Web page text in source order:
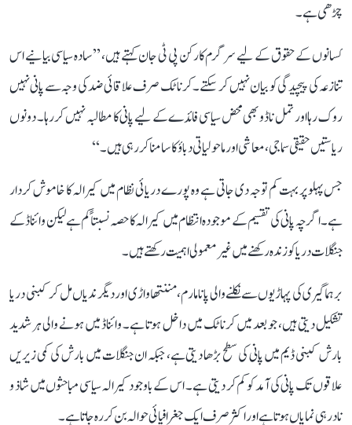
چڑھی ہے۔
کسانوں کے حقوق کے لیے سرگرم کارکن پی ٹی جان کہتے ہیں، ’’سادہ سیاسی بیانیے اس
تنازعہ کی پیچیدگی کو بیان نہیں کر سکتے۔ کرناٹک صرف علاقائی ضد کی وجہ سے پانی نہیں
روک رہا اور تمل ناڈو بھی محض سیاسی فائدے کے لیے پانی کا مطالبہ نہیں کر رہا۔ دونوں
ریاستیں حقیقی سماجی، معاشی اور ماحولیاتی دباؤ کا سامنا کر رہی ہیں۔‘‘
جس پہلو پر بہت کم توجہ دی جاتی ہے وہ پورے دریائی نظام میں کیرالہ کا خاموش کردار
ہے۔ اگرچہ پانی کی تقسیم کے موجودہ انتظام میں کیرالہ کا حصہ نسبتاً کم ہے لیکن وائناڈ کے
جنگلات دریا کو زندہ رکھنے میں غیر معمولی اہمیت رکھتے ہیں۔
برہماگیری کی پہاڑیوں سے نکلنے والی پانامارم، مننتھاواڑی اور دیگر ندیاں مل کر کبنی دریا
تشکیل دیتی ہیں، جو بعد میں کرناٹک میں داخل ہوتا ہے۔ وائناڈ میں ہونے والی ہر شدید
بارش کبنی ڈیم میں پانی کی سطح بڑھا دیتی ہے، جبکہ ان جنگلات میں بارش کی کمی زیریں
علاقوں تک پانی کی آمد کو کم کر دیتی ہے۔ اس کے باوجود کیرالہ سیاسی مباحثوں میں شاذ و
نادر ہی نمایاں ہوتا ہے اور اکثر صرف ایک جغرافیائی حوالہ بن کر رہ جاتا ہے۔